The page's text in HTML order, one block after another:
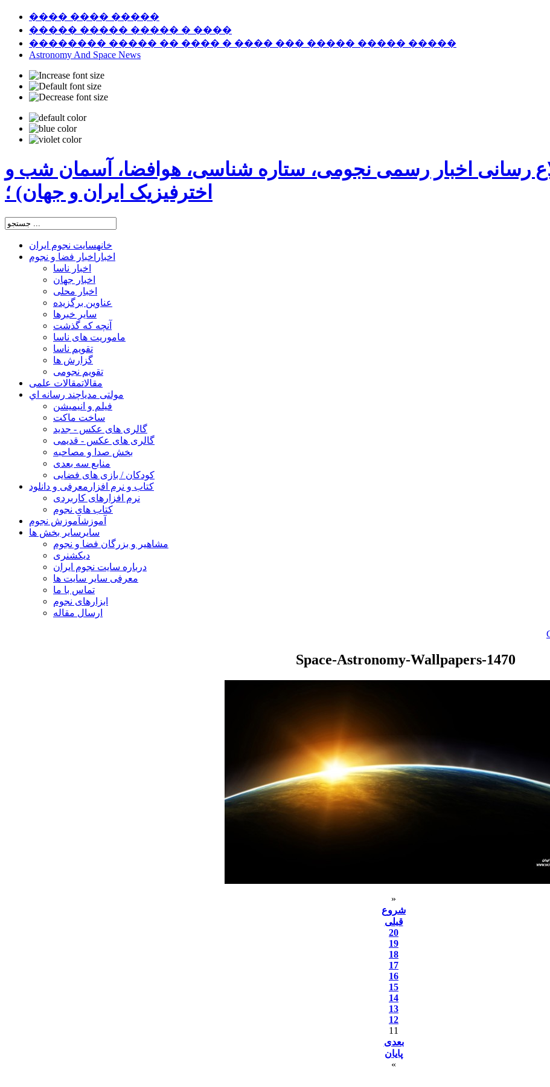
���� ���� �����
����� ����� ����� � ����
�������� ����� �� ���� � ���� ��� ����� ����� �����
Astronomy And Space News
رسانی اخبار رسمی نجومی، ستاره شناسی، هوافضا، آسمان شب و
اخترفیزیک ایران و جهان) ؛
خانهسایت نجوم ایران
اخبار اخبار فضا و نجوم
اخبار ناسا
اخبار جهان
اخبار محلی
عناوین برگزیده
سایر خبرها
آنچه که گذشت
ماموریت های ناسا
تقویم ناسا
گزارش ها
تقویم نجومی
مقالاتمقالات علمی
مولتی مدیاچند رسانه اي
فیلم و انیمیشن
ساخت ماکت
گالری های عکس - جدید
گالری های عکس - قدیمی
بخش صدا و مصاحبه
منابع سه بعدی
کودکان / بازی های فضایی
کتاب و نرم افزار معرفی و دانلود
نرم افزارهای کاربردی
کتاب های نجوم
آموزشآموزش نجوم
سایر سایر بخش ها
مشاهیر و بزرگان فضا و نجوم
دیکشنری
درباره سایت نجوم ایران
معرفی سایر سایت ها
تماس با ما
ابزارهای نجوم
ارسال مقاله
Space-Astronomy-Wallpapers-1470
«
شروع
قبلی
20
19
18
17
16
15
14
13
12
11
بعدی
پایان
»